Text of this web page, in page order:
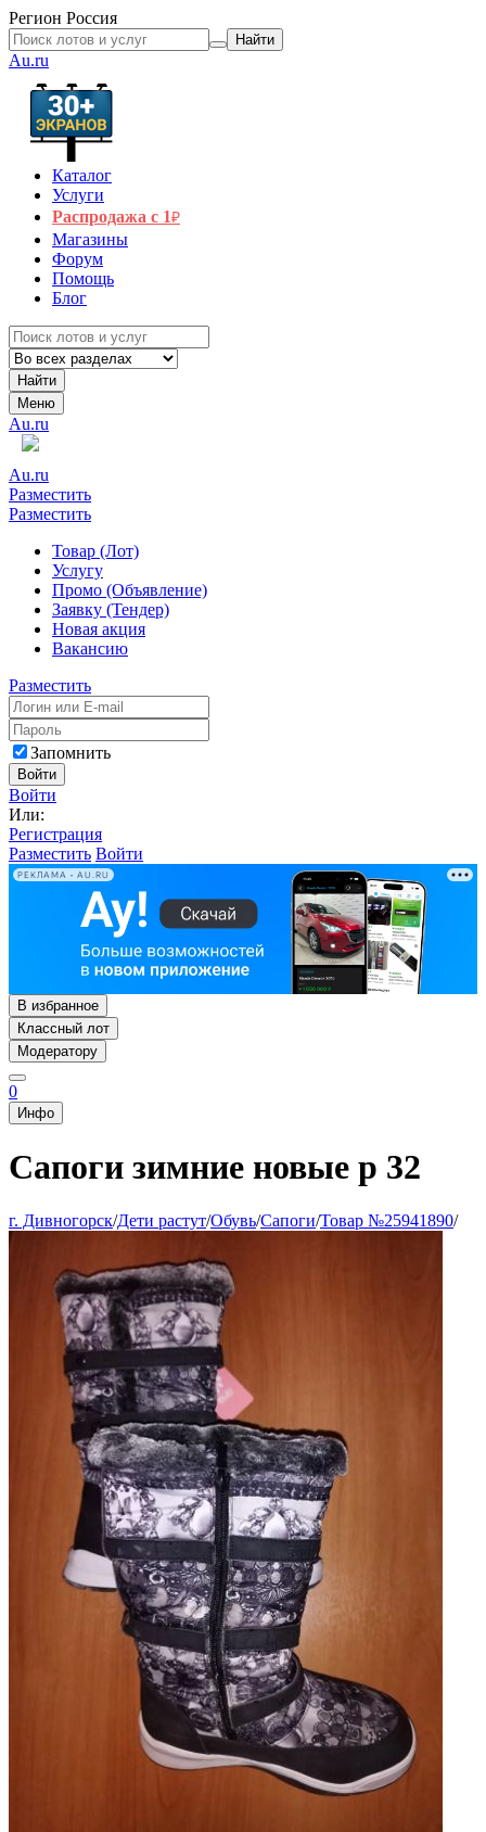
Регион Россия
Найти
Au.ru
Каталог
Услуги
Распродажа с 1₽
Магазины
Форум
Помощь
Блог
Найти
Меню
Au.ru
Au.ru
Разместить
Разместить
Товар (Лот)
Услугу
Промо (Объявление)
Заявку (Тендер)
Новая акция
Вакансию
Разместить
Запомнить
Войти
Войти
Или:
Регистрация
Разместить Войти
РЕКЛАМА • AU.RU
В избранное
Классный лот
Модератору
0
Инфо
Сапоги зимние новые р 32
г. Дивногорск/Дети растут/Обувь/Сапоги/Товар №25941890/